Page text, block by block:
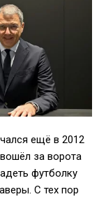
ещё в 2012
за ворота
футболку
С тех пор